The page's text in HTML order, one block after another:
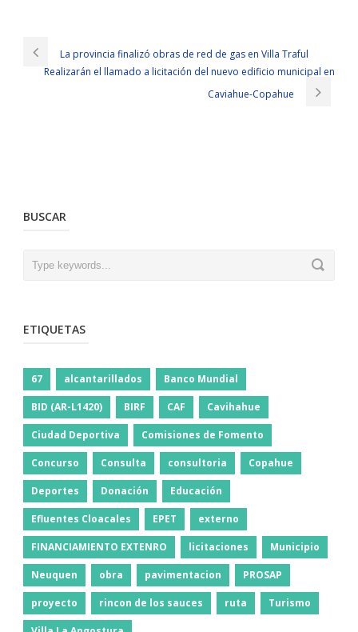
La provincia finalizó obras de red de gas en Villa Traful
Realizarán el llamado a licitación del nuevo edificio municipal en
Caviahue-Copahue
BUSCAR
ETIQUETAS
67 alcantarillados Banco Mundial
BID (AR-L1420) BIRF CAF Cavihahue
Ciudad Deportiva Comisiones de Fomento
Concurso Consulta consultoria Copahue
Deportes Donación Educación
Efluentes Cloacales EPET externo
FINANCIAMIENTO EXTENRO licitaciones Municipio
Neuquen obra pavimentacion PROSAP
proyecto rincon de los sauces ruta Turismo